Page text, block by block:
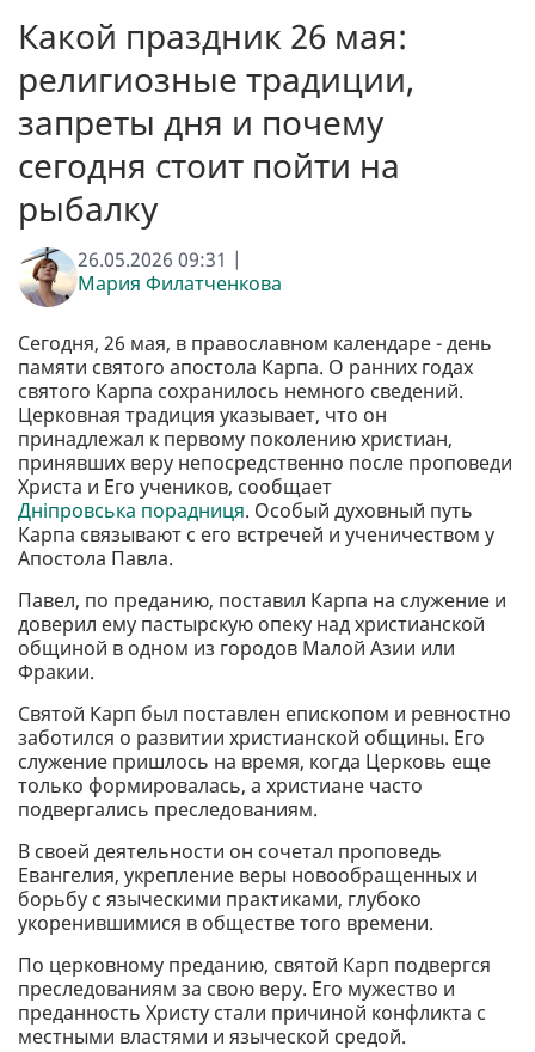
Какой праздник 26 мая:
религиозные традиции,
запреты дня и почему
сегодня стоит пойти на
рыбалку
26.05.2026 09:31 |
Мария Филатченкова
Сегодня, 26 мая, в православном календаре - день
памяти святого апостола Карпа. О ранних годах
святого Карпа сохранилось немного сведений.
Церковная традиция указывает, что он
принадлежал к первому поколению христиан,
принявших веру непосредственно после проповеди
Христа и Его учеников, сообщает
Дніпровська порадниця. Особый духовный путь
Карпа связывают с его встречей и ученичеством у
Апостола Павла.
Павел, по преданию, поставил Карпа на служение и
доверил ему пастырскую опеку над христианской
общиной в одном из городов Малой Азии или
Фракии.
Святой Карп был поставлен епископом и ревностно
заботился о развитии христианской общины. Его
служение пришлось на время, когда Церковь еще
только формировалась, а христиане часто
подвергались преследованиям.
В своей деятельности он сочетал проповедь
Евангелия, укрепление веры новообращенных и
борьбу с языческими практиками, глубоко
укоренившимися в обществе того времени.
По церковному преданию, святой Карп подвергся
преследованиям за свою веру. Его мужество и
преданность Христу стали причиной конфликта с
местными властями и языческой средой.